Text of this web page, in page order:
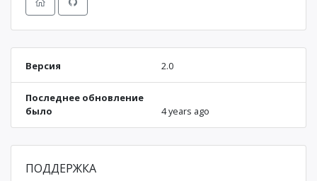
Версия 2.0
Последнее обновление
было
4 years ago
ПОДДЕРЖКА